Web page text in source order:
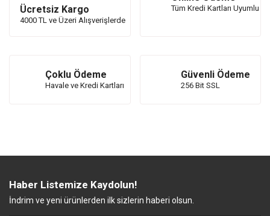
Ücretsiz Kargo
4000 TL ve Üzeri Alışverişlerde
Tüm Kredi Kartları Uyumlu
Çoklu Ödeme
Havale ve Kredi Kartları
Güvenli Ödeme
256 Bit SSL
Haber Listemize Kaydolun!
İndrim ve yeni ürünlerden ilk sizlerin haberi olsun.